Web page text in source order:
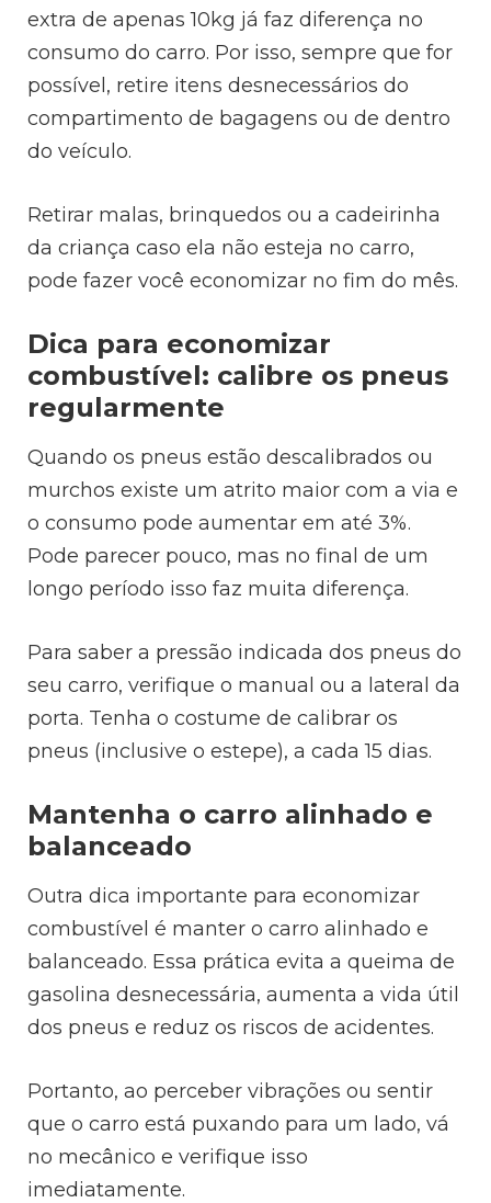
extra de apenas 10kg já faz diferença no
consumo do carro. Por isso, sempre que for
possível, retire itens desnecessários do
compartimento de bagagens ou de dentro
do veículo.
Retirar malas, brinquedos ou a cadeirinha
da criança caso ela não esteja no carro,
pode fazer você economizar no fim do mês.
Dica para economizar
combustível: calibre os pneus
regularmente
Quando os pneus estão descalibrados ou
murchos existe um atrito maior com a via e
o consumo pode aumentar em até 3%.
Pode parecer pouco, mas no final de um
longo período isso faz muita diferença.
Para saber a pressão indicada dos pneus do
seu carro, verifique o manual ou a lateral da
porta. Tenha o costume de calibrar os
pneus (inclusive o estepe), a cada 15 dias.
Mantenha o carro alinhado e
balanceado
Outra dica importante para economizar
combustível é manter o carro alinhado e
balanceado. Essa prática evita a queima de
gasolina desnecessária, aumenta a vida útil
dos pneus e reduz os riscos de acidentes.
Portanto, ao perceber vibrações ou sentir
que o carro está puxando para um lado, vá
no mecânico e verifique isso
imediatamente.